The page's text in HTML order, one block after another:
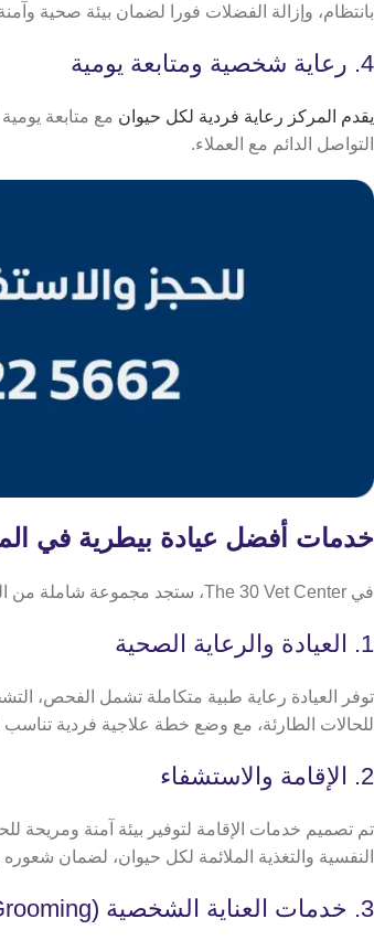
بانتظام، وإزالة الفضلات فورا لضمان بيئة صحية
4. رعاية شخصية ومتابعة يومية
يقدم المركز رعاية فردية لكل حيوان مع متابعة
التواصل الدائم مع العملاء.
خدمات أفضل عيادة بيطرية في
في The 30 Vet Center، ستجد مجموعة شاملة من الخدمات المصممة لتلبية جميع احتياجات حيوانك الأليف، تشمل هذه الخدمات:
1. العيادة والرعاية الصحية
توفر العيادة رعاية طبية متكاملة تشمل الفحص،
للحالات الطارئة، مع وضع خطة علاجية فردية
2. الإقامة والاستشفاء
تم تصميم خدمات الإقامة لتوفير بيئة آمنة ومريحة
النفسية والتغذية الملائمة لكل حيوان، لضمان
3. خدمات العناية الشخصية (Grooming)